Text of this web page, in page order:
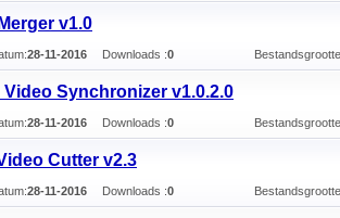
v1.0
28-11-2016 Downloads :0
Synchronizer v1.0.2.0
28-11-2016 Downloads :0
Cutter v2.3
28-11-2016 Downloads :0